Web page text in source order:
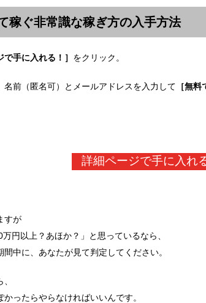
稼ぐ非常識な稼ぎ方の入手方法
手に入れる！］ をクリック。
名前（匿名可）とメールアドレスを入力して ［無料
詳細ページで手に入れ
すが
万円以上？あほか？」と思っているなら、
中に、あなたが見て判定してください。
ったらやらなければいいんです。